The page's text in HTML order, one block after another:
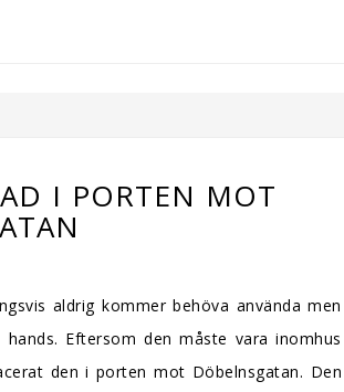
I PORTEN MOT
aldrig kommer behöva använda men
Eftersom den måste vara inomhus
den i porten mot Döbelnsgatan. Den